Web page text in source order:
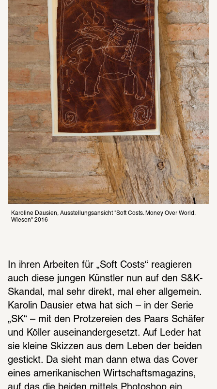
Karoline Dausien, Ausstellungsansicht "Soft Costs. Money Over World.
Wiesen" 2016
In ihren Arbeiten für „Soft Costs“ reagieren
auch diese jungen Künstler nun auf den S&K-
Skandal, mal sehr direkt, mal eher allgemein.
Karolin Dausier etwa hat sich – in der Serie
„SK“ – mit den Protzereien des Paars Schäfer
und Köller auseinandergesetzt. Auf Leder hat
sie kleine Skizzen aus dem Leben der beiden
gestickt. Da sieht man dann etwa das Cover
eines amerikanischen Wirtschaftsmagazins,